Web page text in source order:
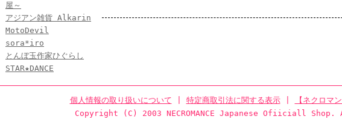
屋～
アジアン雑貨 Alkarin
MotoDevil
sora*iro
とんぼ玉作家ひぐらし
STAR★DANCE
個人情報の取り扱いについて 特定商取引法に関する表示|
【ネクロマ
Copyright (C) 2003 NECROMANCE Japanese Ofiiciall